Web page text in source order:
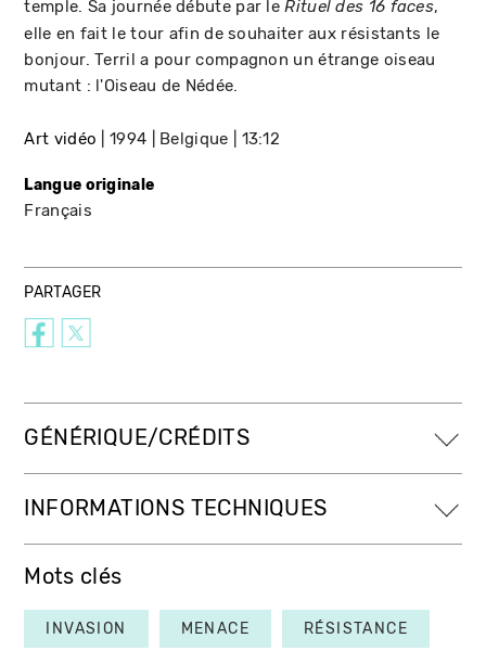
temple. Sa journée débute par leRituel des 16 faces,
elle en fait le tour afin de souhaiter aux résistants le
bonjour. Terril a pour compagnon un étrange oiseau
mutant : l'Oiseau de Nédée.
Art vidéo 1994 Belgique 13:12
Langue originale
Français
PARTAGER
GÉNÉRIQUE/CRÉDITS
INFORMATIONS TECHNIQUES
Mots clés
INVASION MENACE RÉSISTANCE